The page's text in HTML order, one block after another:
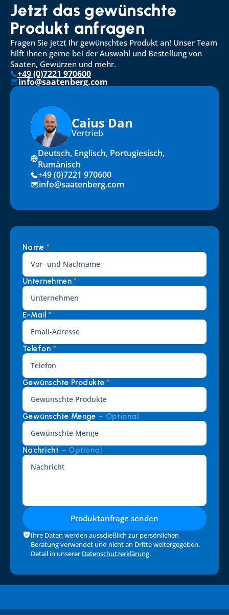
Jetzt das gewünschte
Produkt anfragen
Fragen Sie jetzt Ihr gewünschtes Produkt an! Unser Team
hilft Ihnen gerne bei der Auswahl und Bestellung von
Saaten, Gewürzen und mehr.
+49 (0)7221 970600
info@saatenberg.com
Caius Dan
Vertrieb
Deutsch, Englisch, Portugiesisch,
Rumänisch
+49 (0)7221 970600
info@saatenberg.com
Name *
Unternehmen *
E-Mail *
Telefon *
Gewünschte Produkte *
Gewünschte Menge – Optional
Nachricht – Optional
Produktanfrage senden
Ihre Daten werden ausscließlich zur persönlichen
Beratung verwendet und nicht an Dritte weitergegeben.
Detail in unserer Datenschutzerklärung.